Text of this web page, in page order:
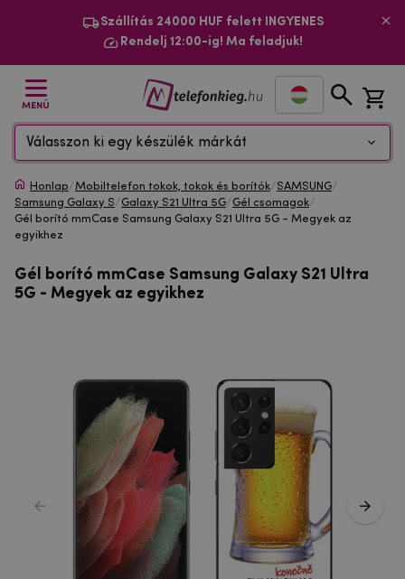
Szállítás 24000 HUF felett INGYENES
Rendelj 12:00-ig! Ma feladjuk!
MENÜ
Válasszon ki egy készülék márkát
Honlap/Mobiltelefon tokok, tokok és borítók/SAMSUNG/
Samsung Galaxy S/Galaxy S21 Ultra 5G/Gél csomagok/
Gél borító mmCase Samsung Galaxy S21 Ultra 5G - Megyek az
egyikhez
Gél borító mmCase Samsung Galaxy S21 Ultra
5G - Megyek az egyikhez